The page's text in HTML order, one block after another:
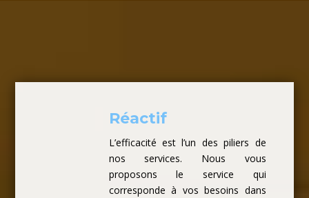
Réactif
L’efficacité est l’un des piliers de
nos services. Nous vous
proposons le service qui
corresponde à vos besoins dans